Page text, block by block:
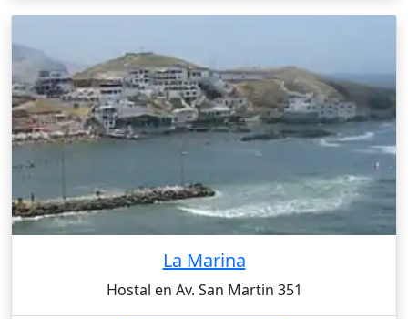
La Marina
Hostal en Av. San Martin 351